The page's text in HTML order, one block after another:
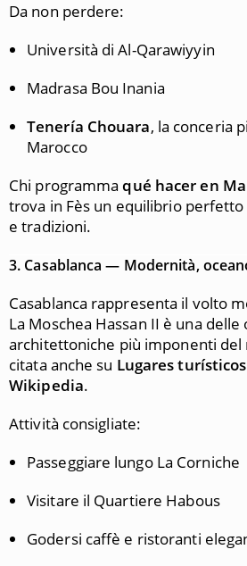
Da non perdere:
Università di Al-Qarawiyyin
Madrasa Bou Inania
Tenería Chouara, la conceria
Marocco
Chi programmaqué hacer en
trova in Fès un equilibrio
e tradizioni.
3. Casablanca — Modernità,
Casablanca rappresenta il volto
La Moschea Hassan II è una delle
architettoniche più imponenti del
citata anche su Lugares
Wikipedia.
Attività consigliate:
Passeggiare lungo La Corniche
Visitare il Quartiere Habous
Godersi caffè e ristoranti